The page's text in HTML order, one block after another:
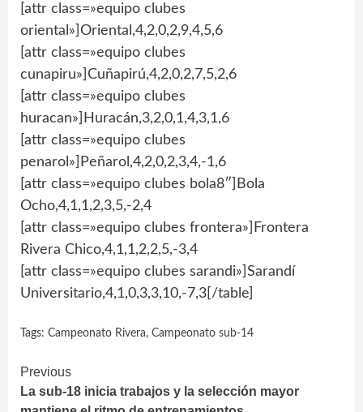
[attr class=»equipo clubes
oriental»]Oriental,4,2,0,2,9,4,5,6
[attr class=»equipo clubes
cunapiru»]Cuñapirú,4,2,0,2,7,5,2,6
[attr class=»equipo clubes
huracan»]Huracán,3,2,0,1,4,3,1,6
[attr class=»equipo clubes
penarol»]Peñarol,4,2,0,2,3,4,-1,6
[attr class=»equipo clubes bola8″]Bola
Ocho,4,1,1,2,3,5,-2,4
[attr class=»equipo clubes frontera»]Frontera
Rivera Chico,4,1,1,2,2,5,-3,4
[attr class=»equipo clubes sarandi»]Sarandí
Universitario,4,1,0,3,3,10,-7,3[/table]
Tags: Campeonato Rivera, Campeonato sub-14
Continue
Reading
Previous
La sub-18 inicia trabajos y la selección mayor